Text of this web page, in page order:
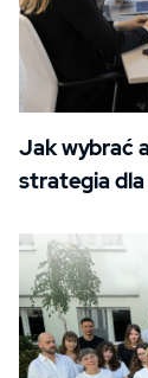
Jak wybrać
strategia